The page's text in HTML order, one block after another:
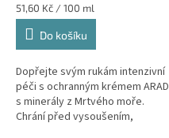
5,0
z
hvězdiček.
Měrná
cena:
51,60 Kč / 100 ml
Do košíku
Dopřejte svým rukám intenzivní
péči s ochranným krémem ARAD
s minerály z Mrtvého moře.
Chrání před vysoušením,